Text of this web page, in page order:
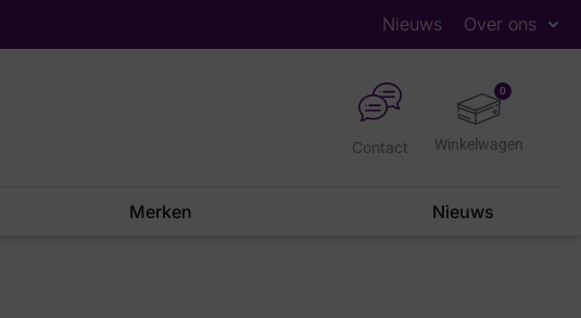
Nieuws Over ons
0
Contact
Merken Nieuws